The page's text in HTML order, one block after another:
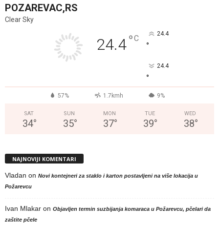
POZAREVAC,RS
Clear Sky
24.4°C 24.4
°
24.4
°
57% 1.7kmh 9%
SAT
34°
SUN
35°
MON
37°
TUE
39°
WED
38°
NAJNOVIJI KOMENTARI
Vladan on Novi kontejneri za staklo i karton postavljeni na više lokacija u
Požarevcu
Ivan Mlakar on Objavljen termin suzbijanja komaraca u Požarevcu, pčelari da
zaštite pčele